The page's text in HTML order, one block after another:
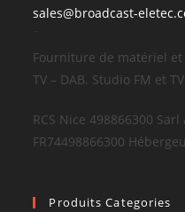
sales@broadcast-
¨
Fourniture de matériel et
TV – DAB. Studio FM et
RCS Nice 498866300
FR74498866300
Produits Categories